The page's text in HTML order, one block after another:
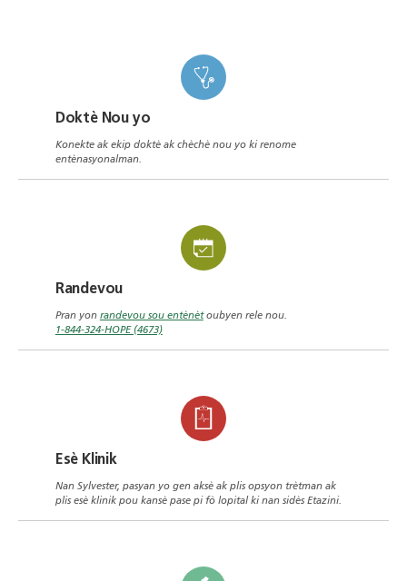
Doktè Nou yo
Konekte ak ekip doktè ak chèchè nou yo ki renome
entènasyonalman.
Randevou
Pran yon randevou sou entènètoubyen rele nou.
1-844-324-HOPE (4673)
Esè Klinik
Nan Sylvester, pasyan yo gen aksè ak plis opsyon trètman ak
plis esè klinik pou kansè pase pi fò lopital ki nan sidès Etazini.